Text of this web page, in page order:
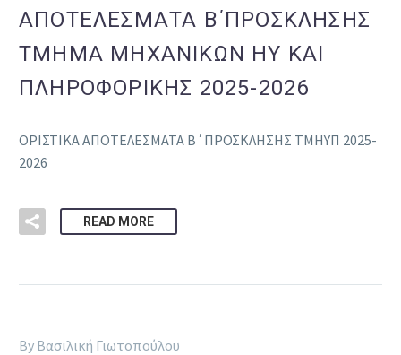
ΑΠΟΤΕΛΕΣΜΑΤΑ Β΄ΠΡΟΣΚΛΗΣΗΣ
ΤΜΗΜΑ ΜΗΧΑΝΙΚΩΝ ΗΥ ΚΑΙ
ΠΛΗΡΟΦΟΡΙΚΗΣ 2025-2026
ΟΡΙΣΤΙΚΑ ΑΠΟΤΕΛΕΣΜΑΤΑ Β΄ΠΡΟΣΚΛΗΣΗΣ ΤΜΗΥΠ 2025-
2026
READ MORE
By Βασιλική Γιωτοπούλου